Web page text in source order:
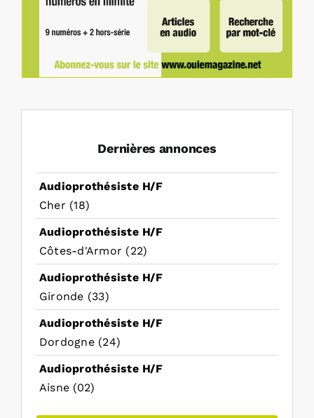
Dernières annonces
Audioprothésiste H/F
Cher (18)
Audioprothésiste H/F
Côtes-d'Armor (22)
Audioprothésiste H/F
Gironde (33)
Audioprothésiste H/F
Dordogne (24)
Audioprothésiste H/F
Aisne (02)